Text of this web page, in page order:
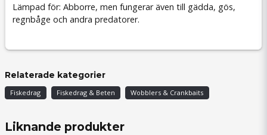
Lämpad för: Abborre, men fungerar även till gädda, gös,
regnbåge och andra predatorer.
Relaterade kategorier
Fiskedrag Fiskedrag & Beten Wobblers & Crankbaits
Liknande produkter